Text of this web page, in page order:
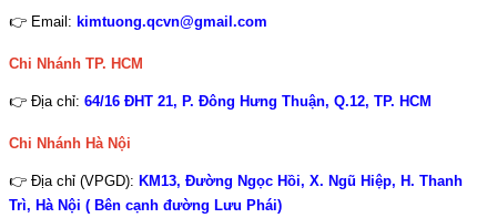
👉 Email: kimtuong.qcvn@gmail.com
Chi Nhánh TP. HCM
👉 Địa chỉ: 64/16 ĐHT 21, P. Đông Hưng Thuận, Q.12, TP. HCM
Chi Nhánh Hà Nội
👉 Địa chỉ (VPGD): KM13, Đường Ngọc Hồi, X. Ngũ Hiệp, H. Thanh
Trì, Hà Nội ( Bên cạnh đường Lưu Phái)